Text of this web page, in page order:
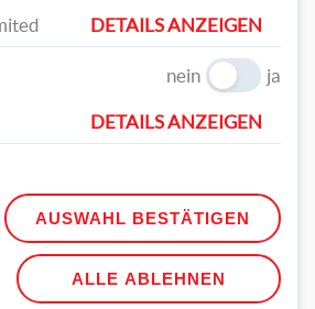
DETAILS ANZEIGEN
nein ja
DETAILS ANZEIGEN
AUSWAHL BESTÄTIGEN
ALLE ABLEHNEN